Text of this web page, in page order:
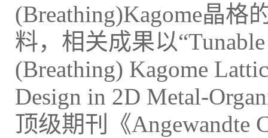
(Breathing)Kagome晶格
料，相关成果以
(Breathing) Kagome
Design in 2D Metal-
顶级期刊《Angewandte